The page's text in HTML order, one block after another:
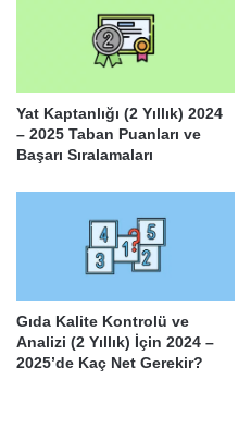
Yat Kaptanlığı (2 Yıllık) 2024
– 2025 Taban Puanları ve
Başarı Sıralamaları
Gıda Kalite Kontrolü ve
Analizi (2 Yıllık) İçin 2024 –
2025’de Kaç Net Gerekir?